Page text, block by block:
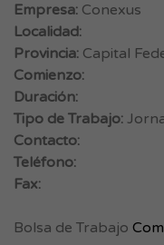
Empresa: Conexus
Localidad:
Provincia: Capital
Comienzo:
Duración:
Tipo de Trabajo:
Contacto:
Teléfono:
Fax:
Bolsa de Trabajo